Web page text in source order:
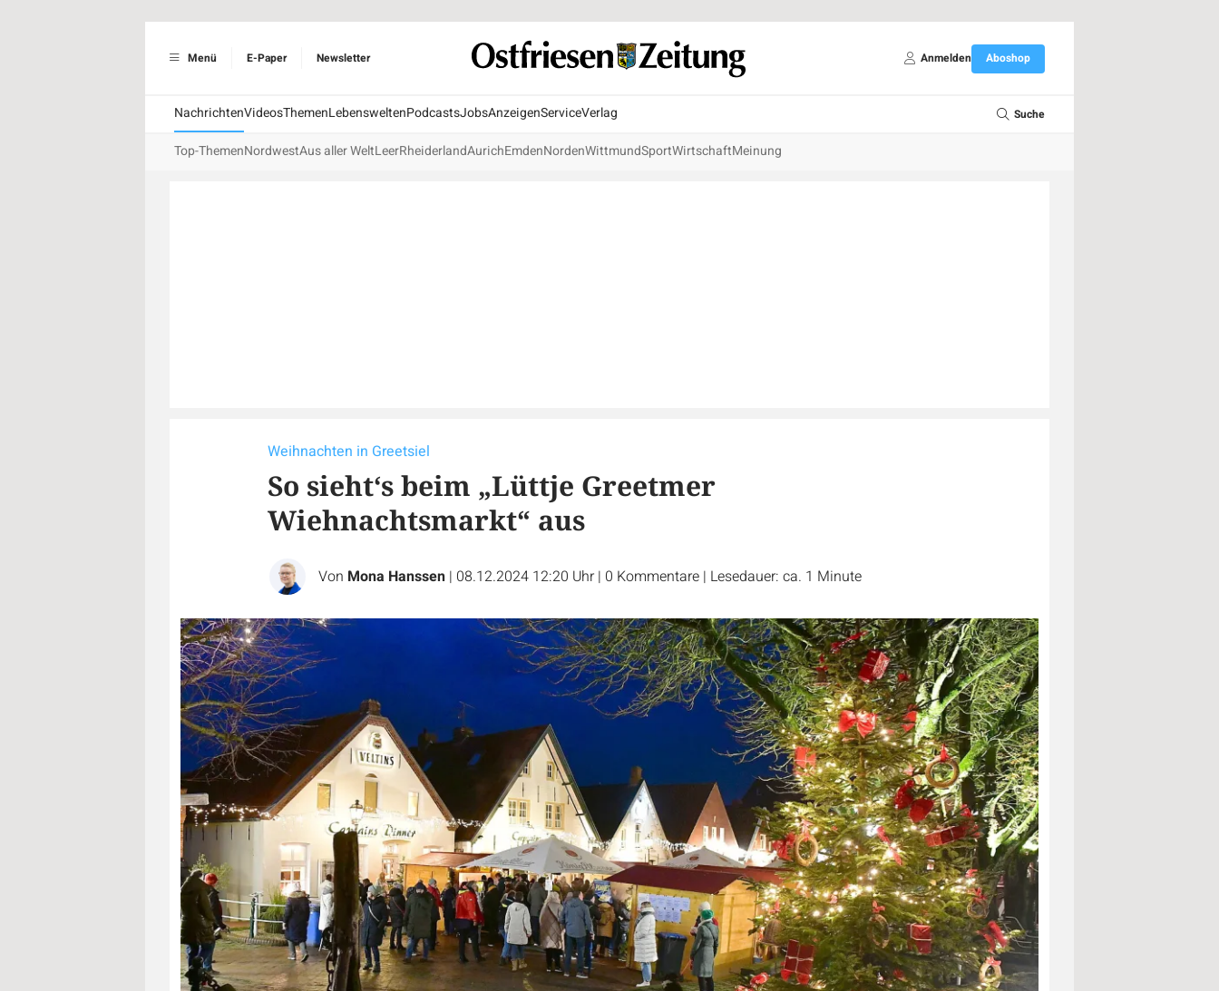
Menü E-Paper Newsletter Anmelden Aboshop
NachrichtenVideosThemenLebensweltenPodcastsJobsAnzeigenServiceVerlag Suche
Top-ThemenNordwestAus aller WeltLeerRheiderlandAurichEmdenNordenWittmundSportWirtschaftMeinung
Weihnachten in Greetsiel
So sieht‘s beim „Lüttje Greetmer
Wiehnachtsmarkt“ aus
Von Mona Hanssen | 08.12.2024 12:20 Uhr | 0 Kommentare | Lesedauer: ca. 1 Minute